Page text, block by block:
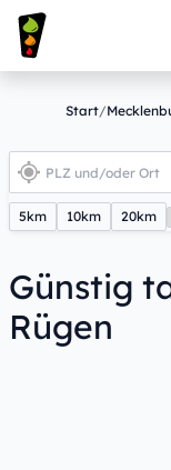
Start/
5km 10km 20km
Günstig
Rügen